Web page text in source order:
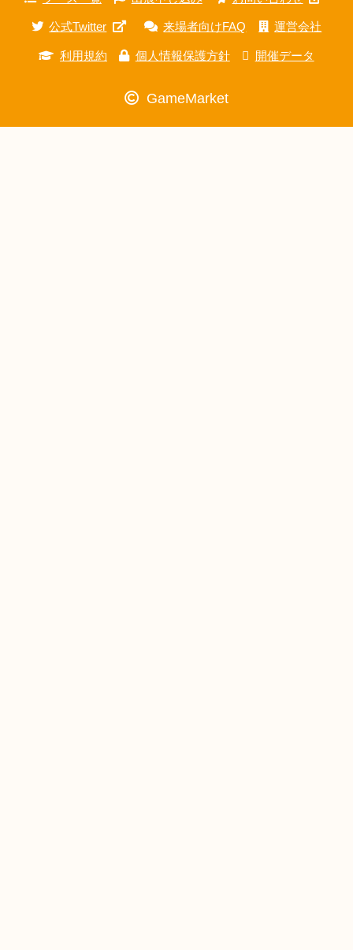
公式Twitter 来場者向けFAQ 運営会社
利用規約 個人情報保護方針 開催データ
GameMarket